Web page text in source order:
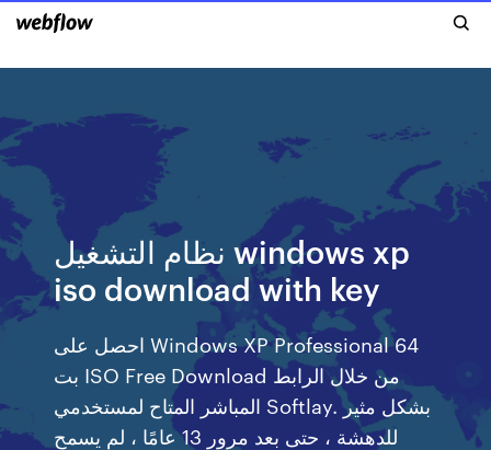
نظام التشغيل windows xp
iso download with key
احصل على Windows XP Professional 64
بت ISO Free Download من خلال الرابط
المباشر المتاح لمستخدمي Softlay. بشكل مثير
للدهشة ، حتى بعد مرور 13 عامًا ، لم يسمح